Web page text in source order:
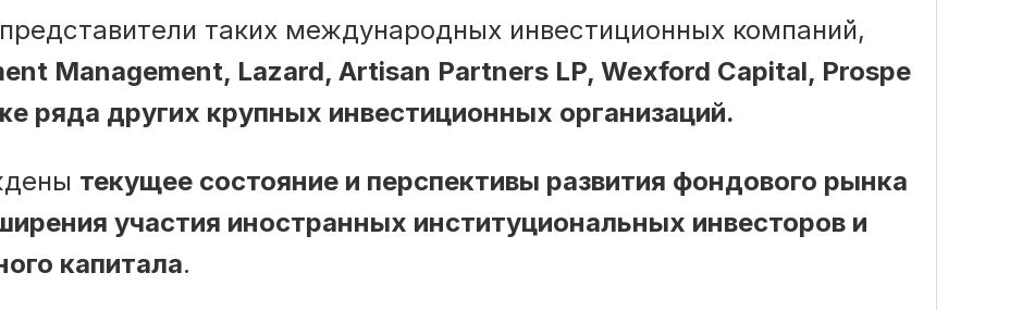
таких международных инвестиционных компаний,
Management, Lazard, Artisan Partners LP, Wexford Capital, Prospe
ряда других крупных инвестиционных организаций.
текущее состояние и перспективы развития фондового рынка
участия иностранных институциональных инвесторов и
капитала.